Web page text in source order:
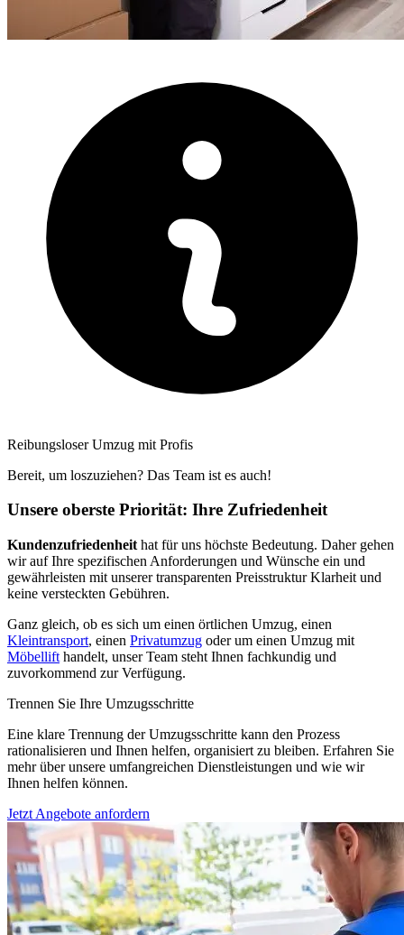
Reibungsloser Umzug mit Profis
Bereit, um loszuziehen? Das Team ist es auch!
Unsere oberste Priorität: Ihre Zufriedenheit
Kundenzufriedenheit hat für uns höchste Bedeutung. Daher gehen
wir auf Ihre spezifischen Anforderungen und Wünsche ein und
gewährleisten mit unserer transparenten Preisstruktur Klarheit und
keine versteckten Gebühren.
Ganz gleich, ob es sich um einen örtlichen Umzug, einen
Kleintransport, einen Privatumzug oder um einen Umzug mit
Möbellift handelt, unser Team steht Ihnen fachkundig und
zuvorkommend zur Verfügung.
Trennen Sie Ihre Umzugsschritte
Eine klare Trennung der Umzugsschritte kann den Prozess
rationalisieren und Ihnen helfen, organisiert zu bleiben. Erfahren Sie
mehr über unsere umfangreichen Dienstleistungen und wie wir
Ihnen helfen können.
Jetzt Angebote anfordern